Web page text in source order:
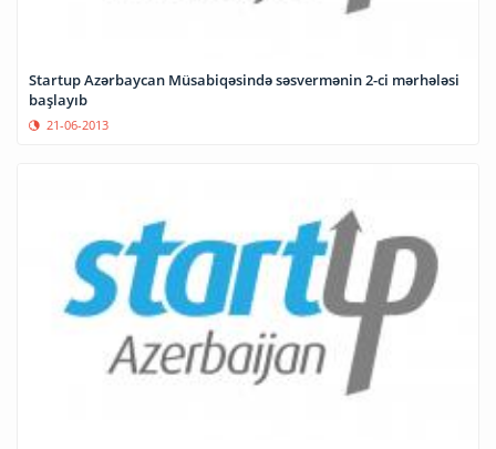
Startup Azərbaycan Müsabiqəsində səsvermənin 2-ci mərhələsi
başlayıb
21-06-2013